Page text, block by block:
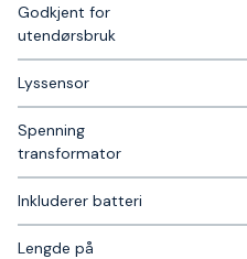
Godkjent for
utendørsbruk
Lyssensor
Spenning
transformator
Inkluderer batteri
Lengde på